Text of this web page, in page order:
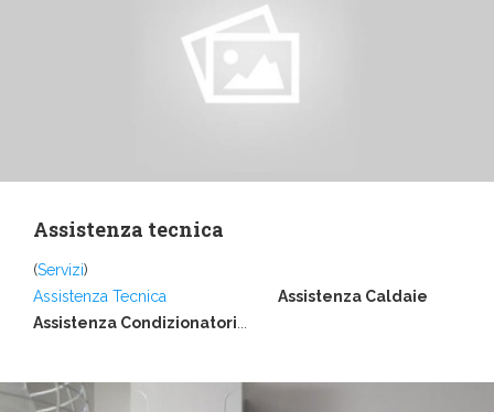
Assistenza tecnica
(Servizi)
Assistenza Tecnica
Assistenza Caldaie
Assistenza Condizionatori